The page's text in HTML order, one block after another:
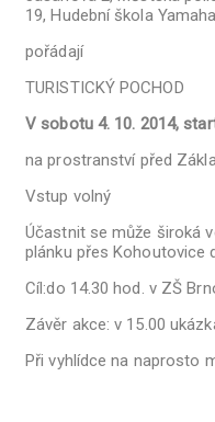
19, Hudební škola
pořádají
TURISTICKÝ POCHOD
V sobotu 4. 10. 2014,
na prostranství před
Vstup volný
Účastnit se může široká
plánku přes Kohoutovice
Cíl:do 14.30 hod. v ZŠ
Závěr akce: v 15.00
Při vyhlídce na naprosto